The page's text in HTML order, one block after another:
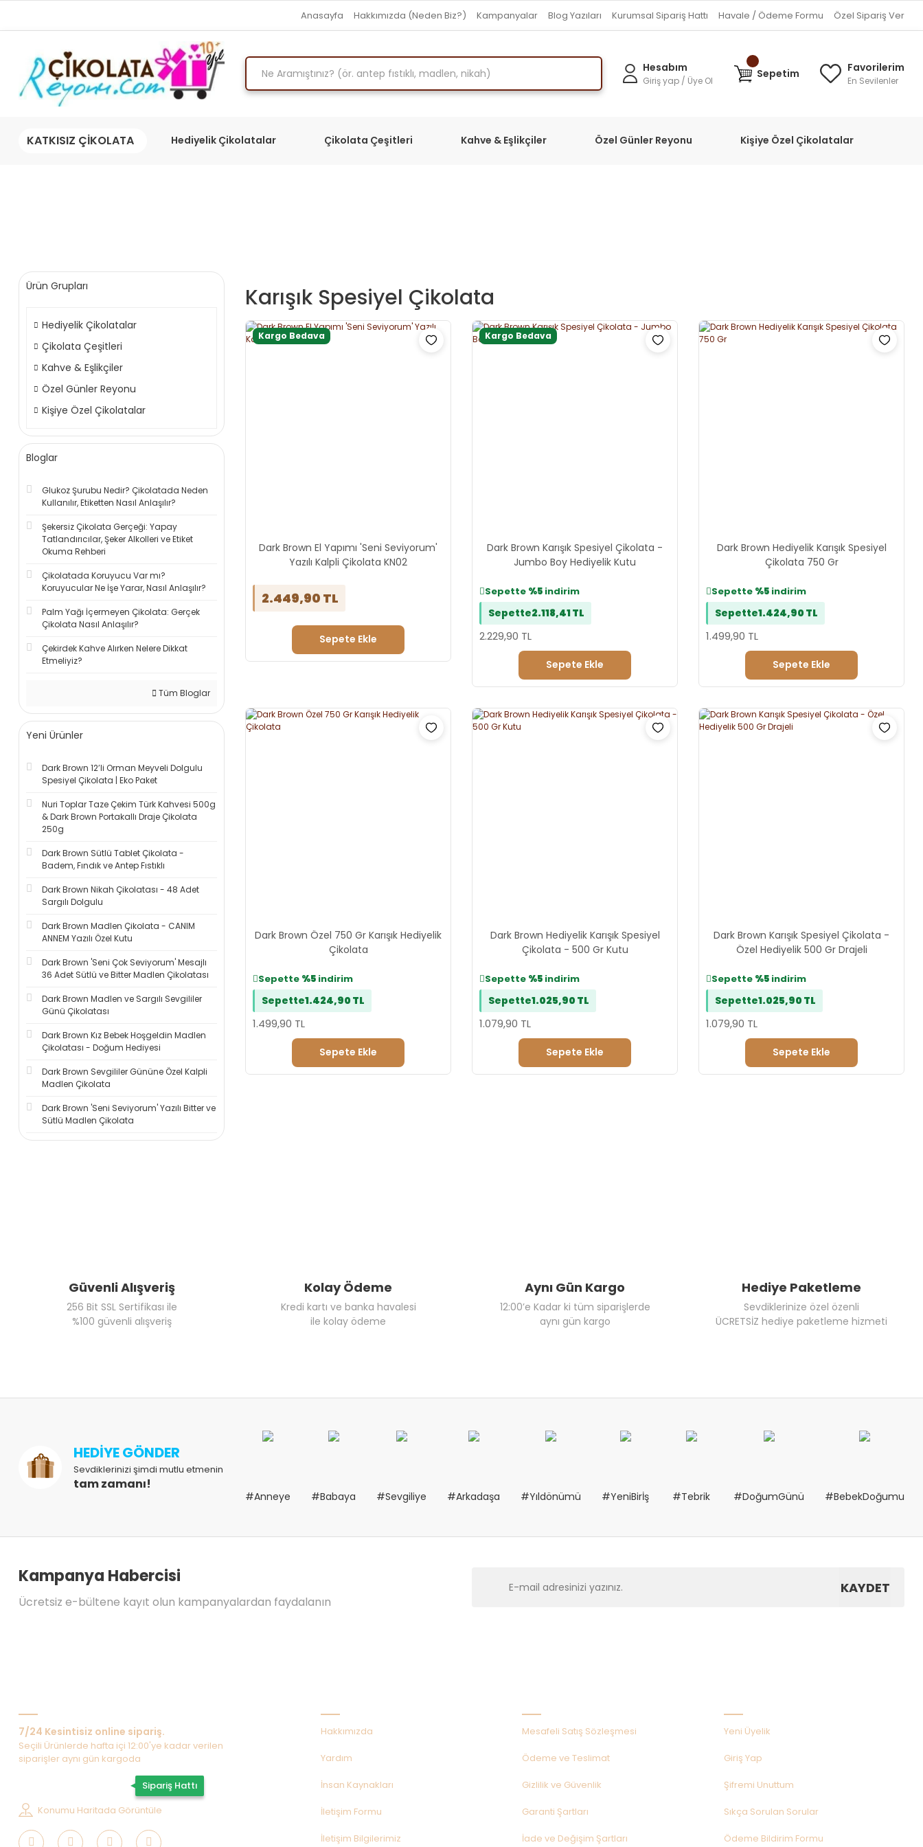
Anasayfa Hakkımızda (Neden Biz?) Kampanyalar Blog Yazıları Kurumsal Sipariş Hattı Havale / Ödeme Formu Özel Sipariş Ver
Hesabım
Giriş yap / Üye Ol
Sepetim Favorilerim
En Sevilenler
KATKISIZ ÇİKOLATA Hediyelik Çikolatalar Çikolata Çeşitleri Kahve & Eşlikçiler Özel Günler Reyonu Kişiye Özel Çikolatalar
Ürün Grupları
Hediyelik Çikolatalar
Çikolata Çeşitleri
Kahve & Eşlikçiler
Özel Günler Reyonu
Kişiye Özel Çikolatalar
Bloglar
Glukoz Şurubu Nedir? Çikolatada Neden
Kullanılır, Etiketten Nasıl Anlaşılır?
Şekersiz Çikolata Gerçeği: Yapay
Tatlandırıcılar, Şeker Alkolleri ve Etiket
Okuma Rehberi
Çikolatada Koruyucu Var mı?
Koruyucular Ne İşe Yarar, Nasıl Anlaşılır?
Palm Yağı İçermeyen Çikolata: Gerçek
Çikolata Nasıl Anlaşılır?
Çekirdek Kahve Alırken Nelere Dikkat
Etmeliyiz?
Tüm Bloglar
Yeni Ürünler
Dark Brown 12’li Orman Meyveli Dolgulu
Spesiyel Çikolata | Eko Paket
Nuri Toplar Taze Çekim Türk Kahvesi 500g
& Dark Brown Portakallı Draje Çikolata
250g
Dark Brown Sütlü Tablet Çikolata -
Badem, Fındık ve Antep Fıstıklı
Dark Brown Nikah Çikolatası - 48 Adet
Sargılı Dolgulu
Dark Brown Madlen Çikolata - CANIM
ANNEM Yazılı Özel Kutu
Dark Brown 'Seni Çok Seviyorum' Mesajlı
36 Adet Sütlü ve Bitter Madlen Çikolatası
Dark Brown Madlen ve Sargılı Sevgililer
Günü Çikolatası
Dark Brown Kız Bebek Hoşgeldin Madlen
Çikolatası - Doğum Hediyesi
Dark Brown Sevgililer Gününe Özel Kalpli
Madlen Çikolata
Dark Brown 'Seni Seviyorum' Yazılı Bitter ve
Sütlü Madlen Çikolata
Karışık Spesiyel Çikolata
Kargo Bedava
Dark Brown El Yapımı 'Seni Seviyorum'
Yazılı Kalpli Çikolata KN02
2.449,90 TL
Sepete Ekle
Kargo Bedava
Dark Brown Karışık Spesiyel Çikolata -
Jumbo Boy Hediyelik Kutu
Sepette %5 indirim
Sepette2.118,41 TL
2.229,90 TL
Sepete Ekle
Dark Brown Hediyelik Karışık Spesiyel
Çikolata 750 Gr
Sepette %5 indirim
Sepette1.424,90 TL
1.499,90 TL
Sepete Ekle
Dark Brown Özel 750 Gr Karışık Hediyelik
Çikolata
Sepette %5 indirim
Sepette1.424,90 TL
1.499,90 TL
Sepete Ekle
Dark Brown Hediyelik Karışık Spesiyel
Çikolata - 500 Gr Kutu
Sepette %5 indirim
Sepette1.025,90 TL
1.079,90 TL
Sepete Ekle
Dark Brown Karışık Spesiyel Çikolata -
Özel Hediyelik 500 Gr Drajeli
Sepette %5 indirim
Sepette1.025,90 TL
1.079,90 TL
Sepete Ekle
Güvenli Alışveriş
256 Bit SSL Sertifikası ile
%100 güvenli alışveriş
Kolay Ödeme
Kredi kartı ve banka havalesi
ile kolay ödeme
Aynı Gün Kargo
12:00’e Kadar ki tüm siparişlerde
aynı gün kargo
Hediye Paketleme
Sevdiklerinize özel özenli
ÜCRETSİZ hediye paketleme hizmeti
HEDİYE GÖNDER
Sevdiklerinizi şimdi mutlu etmenin
tam zamanı!
#Anneye #Babaya #Sevgiliye #Arkadaşa #Yıldönümü #YeniBirİş #Tebrik #DoğumGünü #BebekDoğumu
Kampanya Habercisi
Ücretsiz e-bültene kayıt olun kampanyalardan faydalanın
KAYDET
7/24 Kesintisiz online sipariş.
Seçili Ürünlerde hafta içi 12:00'ye kadar verilen
siparişler aynı gün kargoda
Sipariş Hattı
Konumu Haritada Görüntüle
Hakkımızda
Yardım
İnsan Kaynakları
İletişim Formu
İletişim Bilgilerimiz
Mesafeli Satış Sözleşmesi
Ödeme ve Teslimat
Gizlilik ve Güvenlik
Garanti Şartları
İade ve Değişim Şartları
Yeni Üyelik
Giriş Yap
Şifremi Unuttum
Sıkça Sorulan Sorular
Ödeme Bildirim Formu